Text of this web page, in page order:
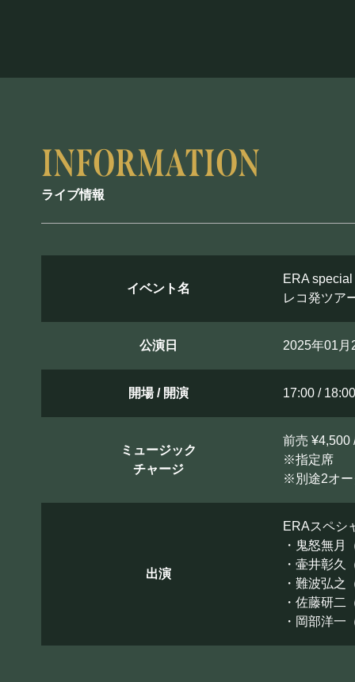
ライブ情報
イベント名
ERA special
レコ発ツア
公演日 2025年01月
開場 / 開演 17:00 / 18:00
ミュージック
チャージ
前売 ¥4,500
※指定席
※別途2オー
出演
ERAスペシ
・鬼怒無月
・壷井彰久
・難波弘之
・佐藤研二
・岡部洋一